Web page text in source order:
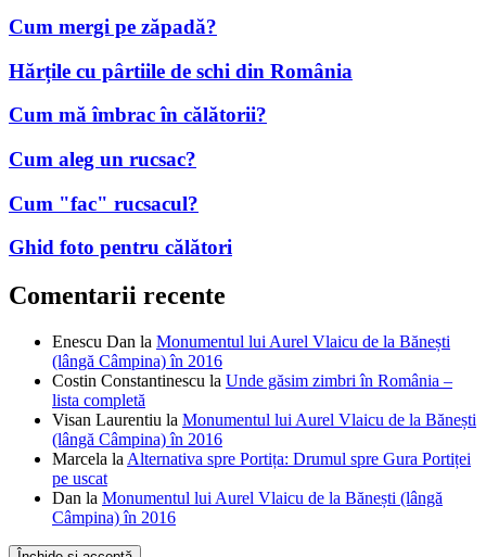
Hărțile cu pârtiile de schi din România
Enescu DanlaMonumentul lui Aurel Vlaicu de la Bănești
(lângă Câmpina) în 2016
Costin Constantinescu
lista completă
Visan Laurentiula Monumentul lui Aurel Vlaicu de la Bănești
(lângă Câmpina) în 2016
Marcela
pe uscat
DanlaMonumentul lui Aurel Vlaicu de la Bănești (lângă